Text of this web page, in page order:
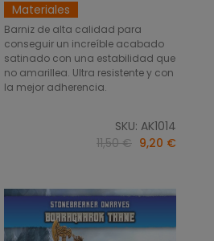
Materiales
Barniz de alta calidad para
conseguir un increíble acabado
satinado con una estabilidad que
no amarillea. Ultra resistente y con
la mejor adherencia.
SKU: AK1014
11,50 € 9,20 €